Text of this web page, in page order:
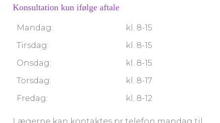
Konsultation kun ifølge aftale
Mandag:
kl. 8-15
Tirsdag:
kl. 8-15
Onsdag:
kl. 8-15
Torsdag:
kl. 8-17
Fredag:
kl. 8-12